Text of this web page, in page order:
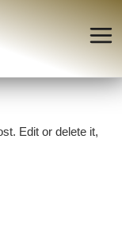
Edit or delete it,